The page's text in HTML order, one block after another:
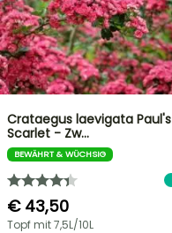
Crataegus laevigata Paul's
Scarlet - Zw…
BEWÄHRT & WÜCHSIG
€ 43,50
Topf mit 7,5L/10L